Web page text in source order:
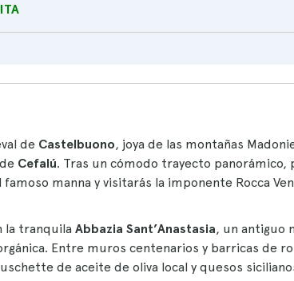
de Castelbuono, joya de las montañas
Cefalú. Tras un cómodo trayecto panorámico,
manna y visitarás la imponente Rocca
la tranquila Abbazia Sant’Anastasia, un antiguo
Entre muros centenarios y barricas de
de aceite de oliva local y quesos